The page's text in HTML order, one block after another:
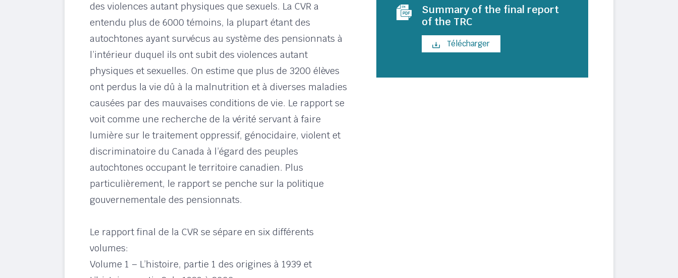
des violences autant physiques que sexuels. La CVR a
entendu plus de 6000 témoins, la plupart étant des
autochtones ayant survécus au système des pensionnats à
l’intérieur duquel ils ont subit des violences autant
physiques et sexuelles. On estime que plus de 3200 élèves
ont perdus la vie dû à la malnutrition et à diverses maladies
causées par des mauvaises conditions de vie. Le rapport se
voit comme une recherche de la vérité servant à faire
lumière sur le traitement oppressif, génocidaire, violent et
discriminatoire du Canada à l’égard des peuples
autochtones occupant le territoire canadien. Plus
particulièrement, le rapport se penche sur la politique
gouvernementale des pensionnats.
Le rapport final de la CVR se sépare en six différents
volumes:
Volume 1 – L’histoire, partie 1 des origines à 1939 et
Summary of the final report
of the TRC
Télécharger